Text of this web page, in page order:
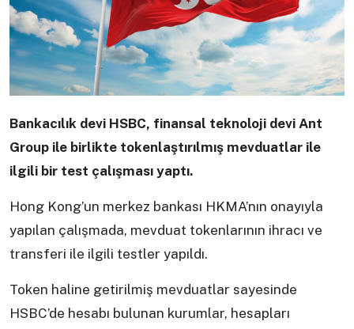
Bankacılık devi HSBC, finansal teknoloji devi Ant
Group ile birlikte tokenlaştırılmış mevduatlar ile
ilgili bir test çalışması yaptı.
Hong Kong’un merkez bankası HKMA’nın onayıyla
yapılan çalışmada, mevduat tokenlarının ihracı ve
transferi ile ilgili testler yapıldı.
Token haline getirilmiş mevduatlar sayesinde
HSBC’de hesabı bulunan kurumlar, hesapları